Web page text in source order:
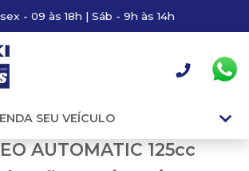
- 09 às 18h | Sáb - 9h às 14h
SEU VEÍCULO
AUTOMATIC 125cc